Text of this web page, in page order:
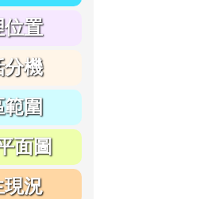
位置
分機
圍
面圖
現況